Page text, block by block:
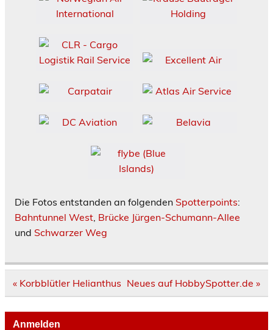
Die Fotos entstanden an folgenden Spotterpoints:
Bahntunnel West, Brücke Jürgen-Schumann-Allee
und Schwarzer Weg
Beitragsnavigation
« Korbblütler Helianthus Neues auf HobbySpotter.de »
Anmelden